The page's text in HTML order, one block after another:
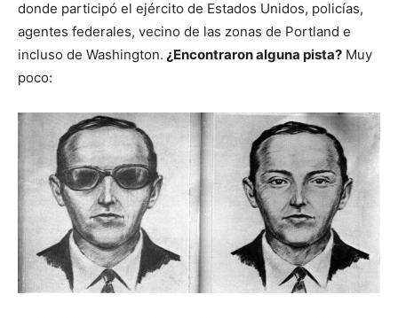
donde participó el ejército de Estados Unidos, policías,
agentes federales, vecino de las zonas de Portland e
incluso de Washington. ¿Encontraron alguna pista? Muy
poco: